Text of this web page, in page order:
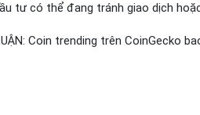
tư có thể đang tránh giao dịch
Coin trending trên CoinGecko
Trends Việt Nam không liên
và UFC 310 hấp dẫn sự chú ý đa lĩnh